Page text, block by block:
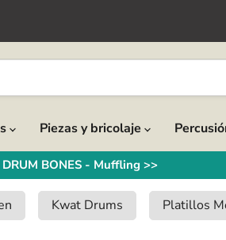
Piezas y bricolaje
BONES - Muffling >>
Kwat Drums Platillos